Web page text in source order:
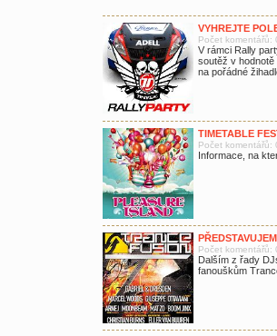
VYHREJTE
Počet komentářů:
V rámci Rally
soutěž v hodnotě
na pořádné
TIMETABLE
Počet komentářů:
Informace, na
Počet komentářů:
Dalším z řady
fanouškům